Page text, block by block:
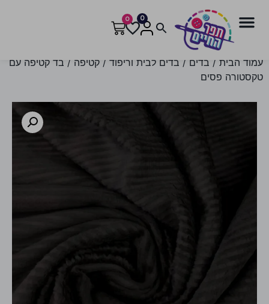
0
0
עמוד הבית / בדים / בדים לבית וריפוד / קטיפה / בד קטיפה עם
טקסטורה פסים